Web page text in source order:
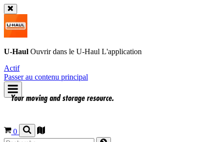
U-Haul Ouvrir dans le U-Haul L'application
Actif
Passer au contenu principal
0